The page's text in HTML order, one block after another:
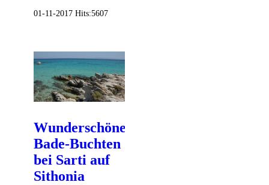
01-11-2017 Hits:5607
Wunderschöne
Bade-Buchten
bei Sarti auf
Sithonia